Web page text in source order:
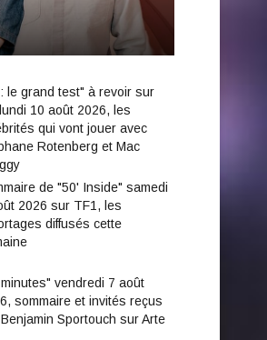
le grand test" à revoir sur
10 août 2026, les
qui vont jouer avec
Rotenberg et Mac
de "50' Inside" samedi
2026 sur TF1, les
diffusés cette
vendredi 7 août
sommaire et invités reçus
Sportouch sur Arte